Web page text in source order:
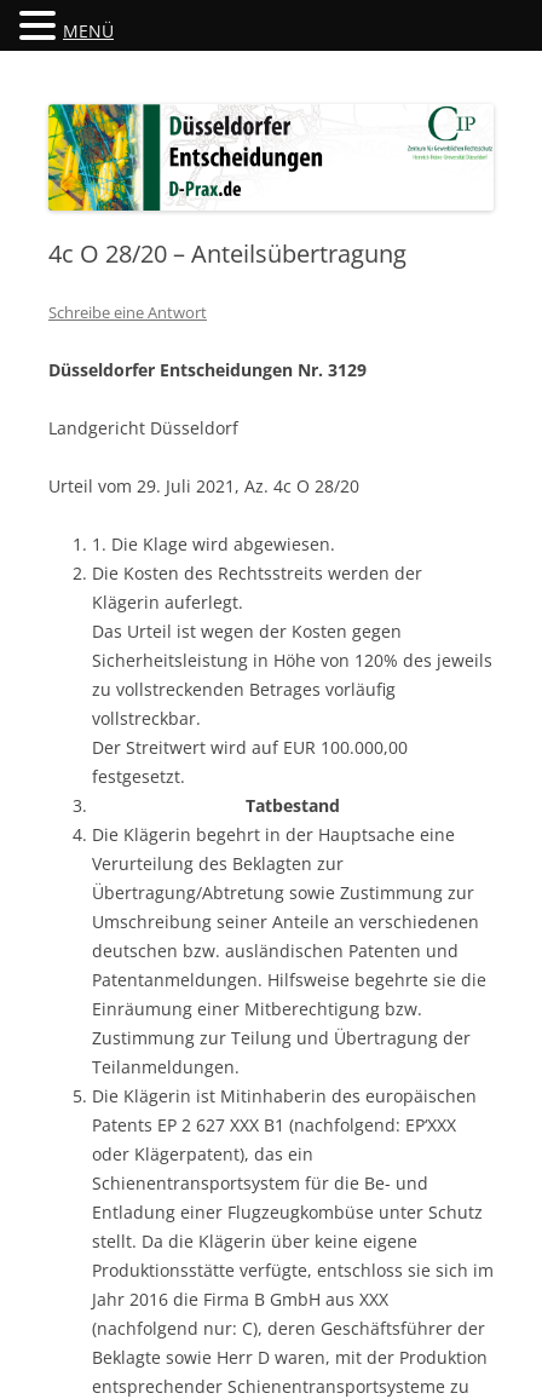
Düsseldorfer Entscheidungen
4c O 28/20 – Anteilsübertragung
Schreibe eine Antwort
Düsseldorfer Entscheidungen Nr. 3129
Landgericht Düsseldorf
Urteil vom 29. Juli 2021, Az. 4c O 28/20
1. Die Klage wird abgewiesen.
Die Kosten des Rechtsstreits werden der
Klägerin auferlegt.
Das Urteil ist wegen der Kosten gegen
Sicherheitsleistung in Höhe von 120% des jeweils
zu vollstreckenden Betrages vorläufig
vollstreckbar.
Der Streitwert wird auf EUR 100.000,00
festgesetzt.
Tatbestand
Die Klägerin begehrt in der Hauptsache eine
Verurteilung des Beklagten zur
Übertragung/Abtretung sowie Zustimmung zur
Umschreibung seiner Anteile an verschiedenen
deutschen bzw. ausländischen Patenten und
Patentanmeldungen. Hilfsweise begehrte sie die
Einräumung einer Mitberechtigung bzw.
Zustimmung zur Teilung und Übertragung der
Teilanmeldungen.
Die Klägerin ist Mitinhaberin des europäischen
Patents EP 2 627 XXX B1 (nachfolgend: EP‘XXX
oder Klägerpatent), das ein
Schienentransportsystem für die Be- und
Entladung einer Flugzeugkombüse unter Schutz
stellt. Da die Klägerin über keine eigene
Produktionsstätte verfügte, entschloss sie sich im
Jahr 2016 die Firma B GmbH aus XXX
(nachfolgend nur: C), deren Geschäftsführer der
Beklagte sowie Herr D waren, mit der Produktion
entsprechender Schienentransportsysteme zu
MENÜ